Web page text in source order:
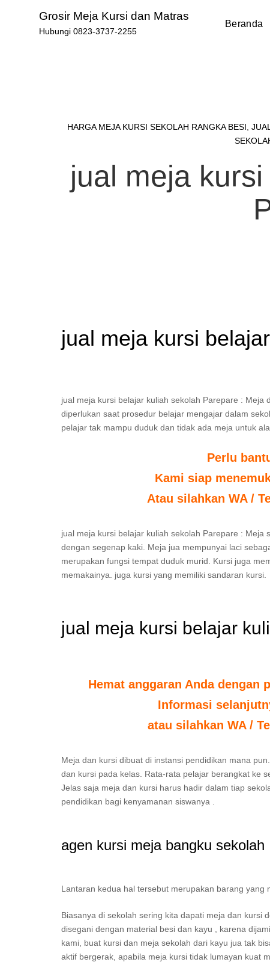
Grosir Meja Kursi dan Matras
Hubungi 0823-3737-2255
Beranda
HARGA MEJA KURSI SEKOLAH RANGKA BESI ,
jual meja
jual meja kursi
jual meja kursi belajar kuliah sekolah Parepare :
diperlukan saat prosedur belajar mengajar dalam
pelajar tak mampu duduk dan tidak ada meja untuk
Perlu
Kami siap
Atau silahkan WA /
jual meja kursi belajar kuliah sekolah Parepare :
dengan segenap kaki. Meja jua mempunyai laci
merupakan fungsi tempat duduk murid. Kursi juga
memakainya. juga kursi yang memiliki sandaran kursi.
jual meja kursi belajar
Hemat anggaran Anda dengan
Informasi
atau silahkan WA /
Meja dan kursi dibuat di instansi pendidikan mana
dan kursi pada kelas. Rata-rata pelajar berangkat ke
Jelas saja meja dan kursi harus hadir dalam tiap
pendidikan bagi kenyamanan siswanya .
agen kursi meja bangku sekolah
Lantaran kedua hal tersebut merupakan barang yang
Biasanya di sekolah sering kita dapati meja dan kursi
disegani dengan material besi dan kayu , karena
kami, buat kursi dan meja sekolah dari kayu jua tak
aktif bergerak, apabila meja kursi tidak lumayan kuat